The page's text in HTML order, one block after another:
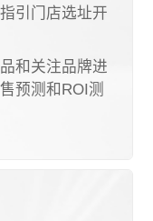
引门店选址开
和关注品牌进
预测和ROI测